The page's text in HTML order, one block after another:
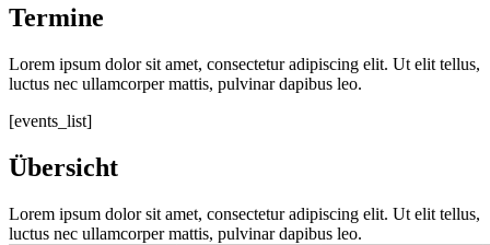
Termine
Lorem ipsum dolor sit amet, consectetur adipiscing elit. Ut elit tellus,
luctus nec ullamcorper mattis, pulvinar dapibus leo.
[events_list]
Übersicht
Lorem ipsum dolor sit amet, consectetur adipiscing elit. Ut elit tellus,
luctus nec ullamcorper mattis, pulvinar dapibus leo.